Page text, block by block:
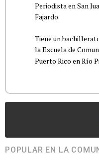
Periodista en San
Fajardo.
Tiene un
la Escuela de
Puerto Rico en Río
POPULAR EN LA